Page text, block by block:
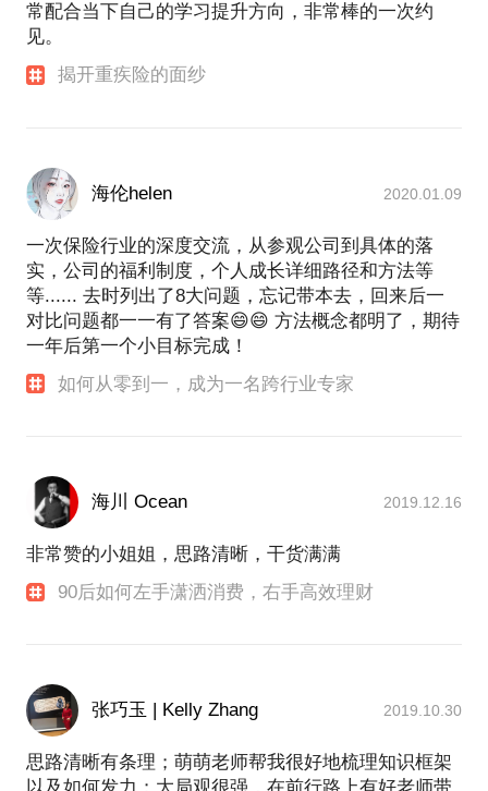
常配合当下自己的学习提升方向，非常棒的一次约
见。
揭开重疾险的面纱
海伦helen 2020.01.09
一次保险行业的深度交流，从参观公司到具体的落
实，公司的福利制度，个人成长详细路径和方法等
等...... 去时列出了8大问题，忘记带本去，回来后一
对比问题都一一有了答案😄😄 方法概念都明了，期待
一年后第一个小目标完成！
如何从零到一，成为一名跨行业专家
海川 Ocean 2019.12.16
非常赞的小姐姐，思路清晰，干货满满
90后如何左手潇洒消费，右手高效理财
张巧玉 | Kelly Zhang 2019.10.30
思路清晰有条理；萌萌老师帮我很好地梳理知识框架